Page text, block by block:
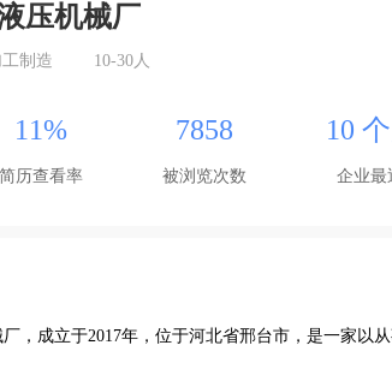
压机械厂
制造 10-30人
11%
简历查看率
7858
被浏览次数
10
企业最
，成立于2017年，位于河北省邢台市，是一家以